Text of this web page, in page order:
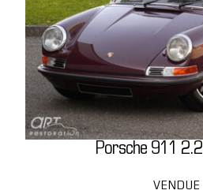
Porsche 911
VENDUE